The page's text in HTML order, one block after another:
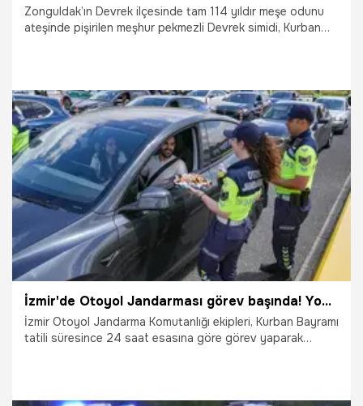
Zonguldak’ın Devrek ilçesinde tam 114 yıldır meşe odunu
ateşinde pişirilen meşhur pekmezli Devrek simidi, Kurban
mesaisine başlarken, bu eşsiz lezzet sadece Türkiye içi
değil; Almanya ve Belçika gibi Avrupa ülkelerine de
kargoyla gönderiliyor.
26.05.2026 Gündem
İzmir'de Otoyol Jandarması görev başında! Yoğun trafikte sürücülere ikramda bulundular
İzmir Otoyol Jandarma Komutanlığı ekipleri, Kurban Bayramı
tatili süresince 24 saat esasına göre görev yaparak